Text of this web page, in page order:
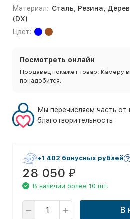
Материал: Сталь, Резина,
(DX)
Цвет:
Посмотреть онлайн
Продавец покажет товар. Камеру
понадобится.
Мы перечисляем часть от
благотворительность
+1 402 бонусных рублей
28 050 ₽
В наличии более 10 шт.
В